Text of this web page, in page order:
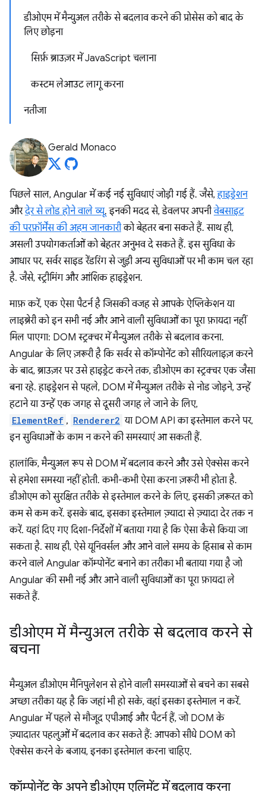
डीओएम में मैन्युअल तरीके से बदलाव करने की प्रोसेस को बाद के
लिए छोड़ना
सिर्फ़ ब्राउज़र में JavaScript चलाना
कस्टम लेआउट लागू करना
नतीजा
Gerald Monaco
पिछले साल, Angular में कई नई सुविधाएं जोड़ी गई हैं. जैसे,हाइड्रेशन
औरदेर से लोड होने वाले व्यू. इनकी मदद से, डेवलपर अपनीवेबसाइट
की परफ़ॉर्मेंस की अहम जानकारीको बेहतर बना सकते हैं. साथ ही,
असली उपयोगकर्ताओं को बेहतर अनुभव दे सकते हैं. इस सुविधा के
आधार पर, सर्वर साइड रेंडरिंग से जुड़ी अन्य सुविधाओं पर भी काम चल रहा
है. जैसे, स्ट्रीमिंग और आंशिक हाइड्रेशन.
माफ़ करें, एक ऐसा पैटर्न है जिसकी वजह से आपके ऐप्लिकेशन या
लाइब्रेरी को इन सभी नई और आने वाली सुविधाओं का पूरा फ़ायदा नहीं
मिल पाएगा: DOM स्ट्रक्चर में मैन्युअल तरीके से बदलाव करना.
Angular के लिए ज़रूरी है कि सर्वर से कॉम्पोनेंट को सीरियलाइज़ करने
के बाद, ब्राउज़र पर उसे हाइड्रेट करने तक, डीओएम का स्ट्रक्चर एक जैसा
बना रहे. हाइड्रेशन से पहले, DOM में मैन्युअल तरीके से नोड जोड़ने, उन्हें
हटाने या उन्हें एक जगह से दूसरी जगह ले जाने के लिए,
ElementRef , Renderer2 या DOM API का इस्तेमाल करने पर,
इन सुविधाओं के काम न करने की समस्याएं आ सकती हैं.
हालांकि, मैन्युअल रूप से DOM में बदलाव करने और उसे ऐक्सेस करने
से हमेशा समस्या नहीं होती. कभी-कभी ऐसा करना ज़रूरी भी होता है.
डीओएम को सुरक्षित तरीके से इस्तेमाल करने के लिए, इसकी ज़रूरत को
कम से कम करें. इसके बाद, इसका इस्तेमाल ज़्यादा से ज़्यादा देर तक न
करें. यहां दिए गए दिशा-निर्देशों में बताया गया है कि ऐसा कैसे किया जा
सकता है. साथ ही, ऐसे यूनिवर्सल और आने वाले समय के हिसाब से काम
करने वाले Angular कॉम्पोनेंट बनाने का तरीका भी बताया गया है जो
Angular की सभी नई और आने वाली सुविधाओं का पूरा फ़ायदा ले
सकते हैं.
डीओएम में मैन्युअल तरीके से बदलाव करने से
बचना
मैन्युअल डीओएम मैनिपुलेशन से होने वाली समस्याओं से बचने का सबसे
अच्छा तरीका यह है कि जहां भी हो सके, वहां इसका इस्तेमाल न करें.
Angular में पहले से मौजूद एपीआई और पैटर्न हैं, जो DOM के
ज़्यादातर पहलुओं में बदलाव कर सकते हैं: आपको सीधे DOM को
ऐक्सेस करने के बजाय, इनका इस्तेमाल करना चाहिए.
कॉम्पोनेंट के अपने डीओएम एलिमेंट में बदलाव करना